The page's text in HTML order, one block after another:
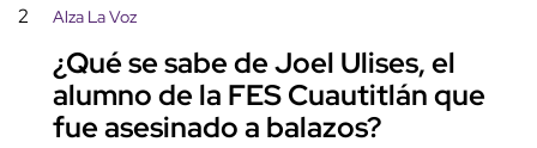
2 Alza La Voz
¿Qué se sabe de Joel Ulises, el
alumno de la FES Cuautitlán que
fue asesinado a balazos?